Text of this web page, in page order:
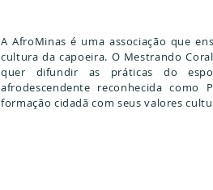
A AfroMinas é uma associação que
cultura da capoeira. O Mestrando
quer difundir as práticas do
afrodescendente reconhecida
formação cidadã com seus valores